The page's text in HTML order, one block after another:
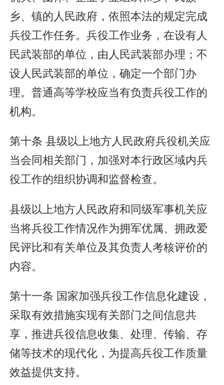
乡、镇的人民政府，依照本法的规定完成
兵役工作任务。兵役工作业务，在设有人
民武装部的单位，由人民武装部办理；不
设人民武装部的单位，确定一个部门办
理。普通高等学校应当有负责兵役工作的
机构。
第十条 县级以上地方人民政府兵役机关应
当会同相关部门，加强对本行政区域内兵
役工作的组织协调和监督检查。
县级以上地方人民政府和同级军事机关应
当将兵役工作情况作为拥军优属、拥政爱
民评比和有关单位及其负责人考核评价的
内容。
第十一条 国家加强兵役工作信息化建设，
采取有效措施实现有关部门之间信息共
享，推进兵役信息收集、处理、传输、存
储等技术的现代化，为提高兵役工作质量
效益提供支持。